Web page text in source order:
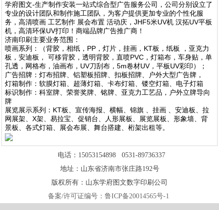
1
学府图文-生产制作安装一站式综合型广告服务公司，公司分别设立了
专业的设计团队和制作施工团队，为客户提供更加专业的个性化服
务，高清喷画 工艺制作 展会布置 活动庆，JHF5米UV机 汉拓UV平板
机，高清环保UV打印！商端品牌广告推广商！
济南印刷主要业务范围：
喷画系列：（背胶，相纸，PP，灯片，挂画，KT板，纸板 ，亚克力
板，安迪板， 可移背胶，透明背胶，直喷PVC，灯箱布，车身贴，单
孔透，网格布，油画布，UV刀刮布，5m卷材UV，平板UV彩印）；
广告招牌：灯布招牌、铝塑板招牌、扣板招牌、户外大型广告牌，
灯箱制作：软膜灯箱、超薄灯箱、卡布灯箱、镂空灯箱、电子灯箱
标识制作：科室牌、荣誉奖牌、铭牌、亚克力工艺品，户外立牌导向
牌
展览展示系列：KT板、宣传海报、横幅、锦旗 、挂画 、安迪板、拉
网展架、X架、易拉宝、促销台、人形展板、展览展板、形象墙、背
景板、各式灯箱、展会布展、舞台搭建、桁架出租等。
电话：15053154898 0531-89736337
地址：山东省济南市张庄路192号
版权所有：山东学府图文数字印刷公司
备案/许可证编号： 鲁ICP备20014565号-1